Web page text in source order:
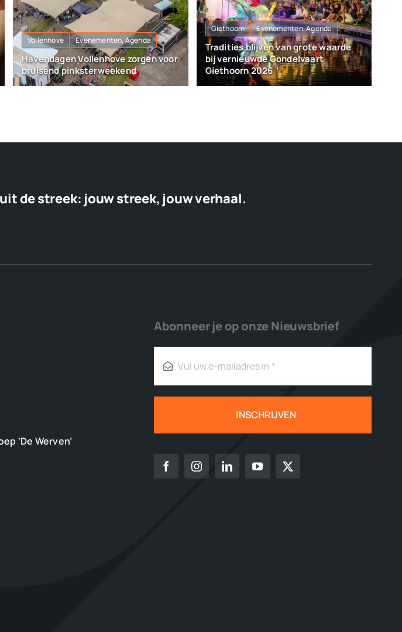
Vollenhove Evenementen, Agenda
Havendagen Vollenhove zorgen voor
bruisend pinksterweekend
Giethoorn Evenementen, Agenda
Tradities blijven van grote waarde
bij vernieuwde Gondelvaart
Giethoorn 2026
de streek: jouw streek, jouw verhaal.
‘De Werven’
Abonneer je op onze Nieuwsbrief
INSCHRIJVEN